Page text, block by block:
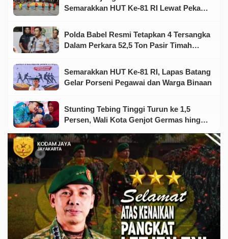
Semarakkan HUT Ke-81 RI Lewat Pekan
Polda Babel Resmi Tetapkan 4 Tersangka
Dalam Perkara 52,5 Ton Pasir Timah
Semarakkan HUT Ke-81 RI, Lapas Batang
Gelar Porseni Pegawai dan Warga Binaan
Stunting Tebing Tinggi Turun ke 1,5
Persen, Wali Kota Genjot Germas hingga